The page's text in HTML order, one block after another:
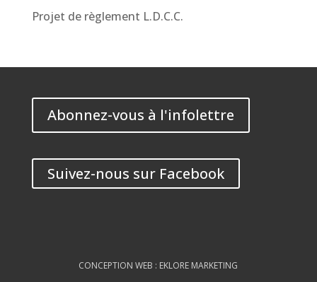
Projet de règlement L.D.C.C.
Abonnez-vous à l'infolettre
Suivez-nous sur Facebook
CONCEPTION WEB : EKLORE MARKETING